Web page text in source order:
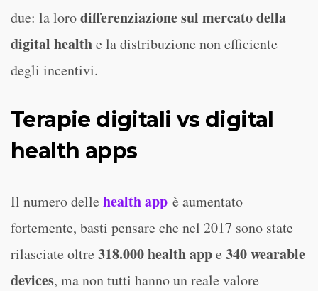
due: la lorodifferenziazione sul mercato della
digital healthe la distribuzione non efficiente
degli incentivi.
Terapie digitali vs digital
health apps
Il numero delle health app è aumentato
fortemente, basti pensare che nel 2017 sono state
rilasciate oltre 318.000 health appe 340 wearable
devices, ma non tutti hanno un reale valore